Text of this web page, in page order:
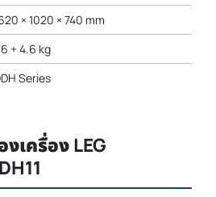
× 1020 × 740 mm
+ 4.6 kg
Series
เครื่อง LEG